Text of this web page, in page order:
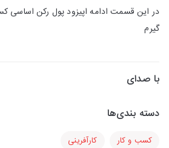
در این قسمت ادامه اپیزود پول رکن
گیرم
با صدای
دسته بندی‌ها
کسب و کار کارآفرینی